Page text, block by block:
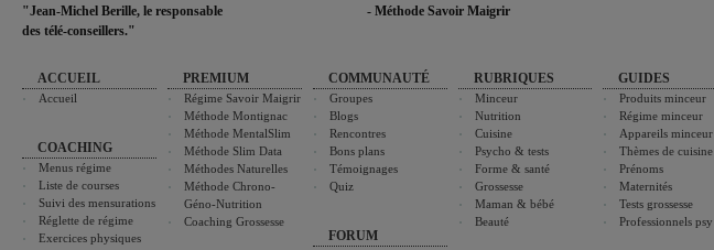
"Jean-Michel Berille, le responsable
des télé-conseillers."
- Méthode Savoir Maigrir
ACCUEIL
Accueil
COACHING
Menus régime
Liste de courses
Suivi des mensurations
Réglette de régime
Exercices physiques
PREMIUM
Régime Savoir Maigrir
Méthode Montignac
Méthode MentalSlim
Méthode Slim Data
Méthodes Naturelles
Méthode Chrono-
Géno-Nutrition
Coaching Grossesse
COMMUNAUTÉ
Groupes
Blogs
Rencontres
Bons plans
Témoignages
Quiz
FORUM
RUBRIQUES
Minceur
Nutrition
Cuisine
Psycho & tests
Forme & santé
Grossesse
Maman & bébé
Beauté
GUIDES
Produits minceur
Régime minceur
Appareils minceur
Thèmes de cuisine
Prénoms
Maternités
Tests grossesse
Professionnels psy